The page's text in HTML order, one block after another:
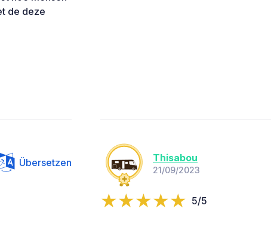
de deze
Übersetzen Thisabou
21/09/2023
5/5